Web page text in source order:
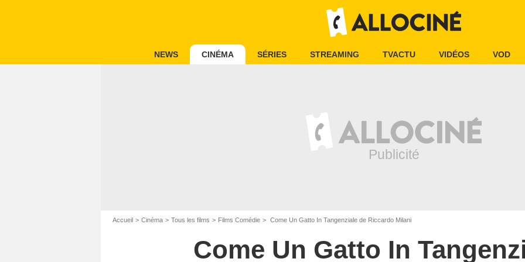
NEWS CINÉMA SÉRIES STREAMING TVACTU VIDÉOS VOD
Accueil Cinéma Tous les films Films Comédie Come Un Gatto In Tangenziale de Riccardo Milani
Come Un Gatto In